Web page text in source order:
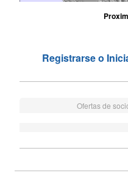
Registrarse o
Ofertas de